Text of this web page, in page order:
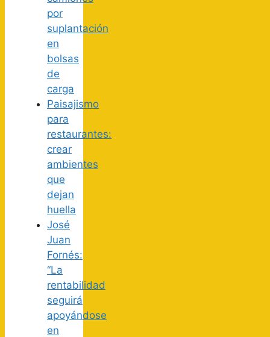
por
suplantación
en
bolsas
de
carga
Paisajismo
para
restaurantes:
crear
ambientes
que
dejan
huella
José
Juan
Fornés:
“La
rentabilidad
seguirá
apoyándose
en